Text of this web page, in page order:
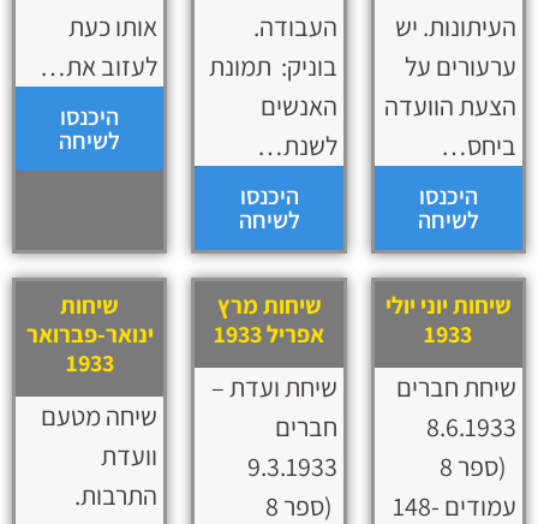
העיתונות. יש
ערעורים על
הצעת הוועדה
ביחס…
היכנסו
לשיחה
העבודה.
בוניק: תמונת
האנשים
לשנת…
היכנסו
לשיחה
אותו כעת
לעזוב את…
היכנסו
לשיחה
שיחות יוני יולי
1933
שיחת חברים
(ספר 8
עמודים 148-
שיחות מרץ
אפריל 1933
שיחת ועדת –
חברים
(ספר 8
שיחות
ינואר-פברואר
1933
שיחה מטעם
וועדת
התרבות.